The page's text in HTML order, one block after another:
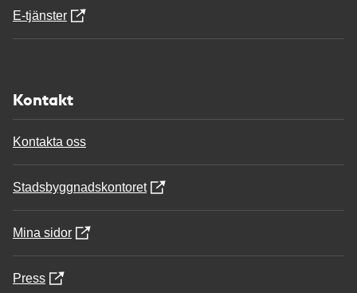
E-tjänster
Kontakt
Kontakta oss
Stadsbyggnadskontoret
Mina sidor
Press